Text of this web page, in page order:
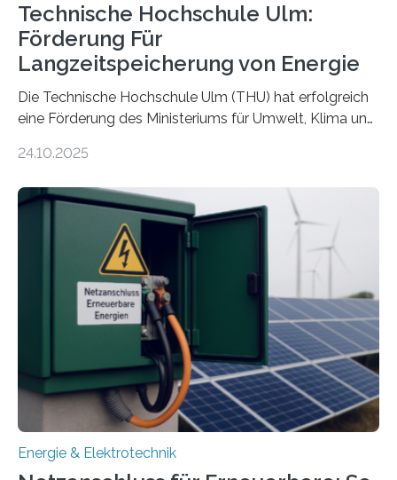
Technische Hochschule Ulm:
Förderung Für
Langzeitspeicherung von Energie
Die Technische Hochschule Ulm (THU) hat erfolgreich
eine Förderung des Ministeriums für Umwelt, Klima und
Forschungsprojekt „LAGER – Langzeitspeicherung in
Quartieren“ eingeworben. Ziel des Projekts ist die
Entwicklung, Erprobung und Demonstration von
Konzepten zur langfristigen Energiespeicherung in
sektorübergreifend vernetzten Energiesystemen. Das
Projekt startete am 15. Oktober 2025, hat eine Laufzeit
von drei Jahren und ein Gesamtvolumen von rund 2,9
Millionen Euro, wovon 2,6 Millionen Euro durch das
Ministerium für Umwelt, Klima und…
24.10.2025
Energie & Elektrotechnik